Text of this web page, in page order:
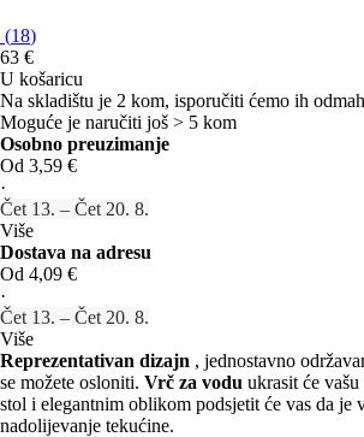
(18)
63 €
U košaricu
Na skladištu je 2 kom, isporučiti ćemo ih odmah
Moguće je naručiti još > 5 kom
Osobno preuzimanje
Od 3,59 €
·
Čet 13. – Čet 20. 8.
Više
Dostava na adresu
Od 4,09 €
·
Čet 13. – Čet 20. 8.
Više
Reprezentativan dizajn , jednostavno
se možete osloniti. Vrč za vodu ukrasit će
stol i elegantnim oblikom podsjetit će vas da je
nadolijevanje tekućine.